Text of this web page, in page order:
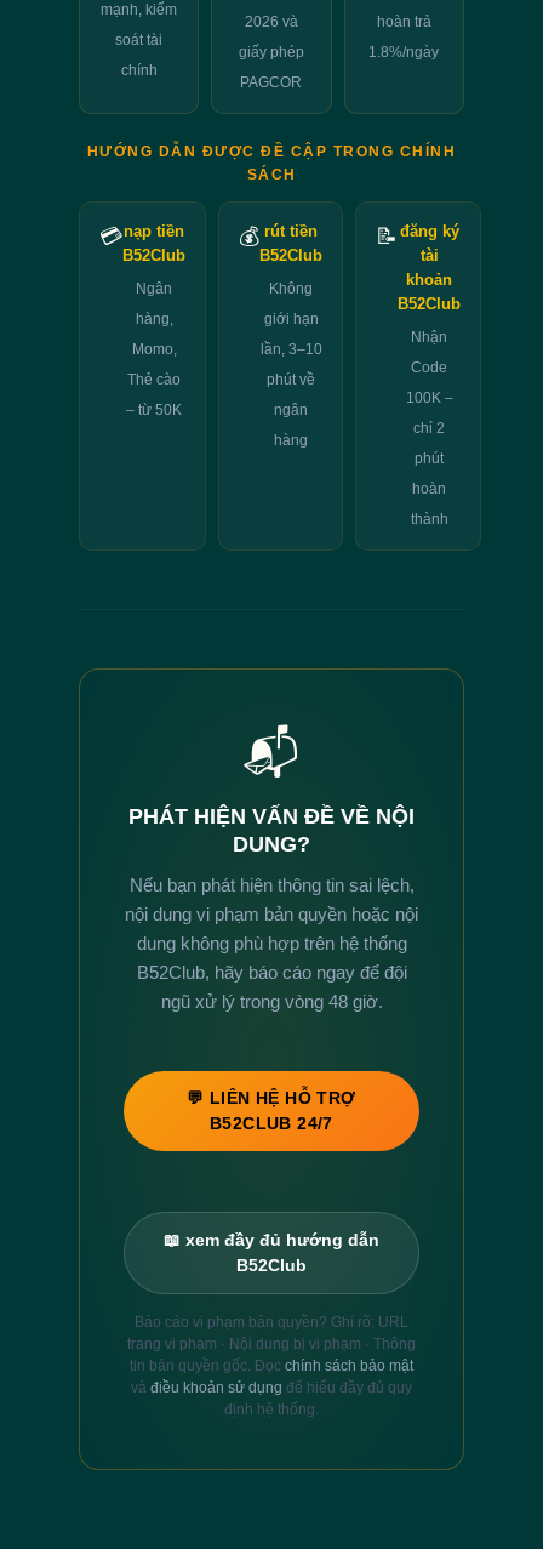
mạnh, kiểm
soát tài
chính
2026 và
giấy phép
PAGCOR
hoàn trả
1.8%/ngày
HƯỚNG DẪN ĐƯỢC ĐỀ CẬP TRONG CHÍNH
SÁCH
💳nạp tiền
B52Club
Ngân
hàng,
Momo,
Thẻ cào
– từ 50K
💰 rút tiền
B52Club
Không
giới hạn
lần, 3–10
phút về
ngân
hàng
📝 đăng ký
tài
khoản
B52Club
Nhận
Code
100K –
chỉ 2
phút
hoàn
thành
📬
PHÁT HIỆN VẤN ĐỀ VỀ NỘI
DUNG?
Nếu bạn phát hiện thông tin sai lệch,
nội dung vi phạm bản quyền hoặc nội
dung không phù hợp trên hệ thống
B52Club, hãy báo cáo ngay để đội
ngũ xử lý trong vòng 48 giờ.
💬 LIÊN HỆ HỖ TRỢ
B52CLUB 24/7
📖 xem đầy đủ hướng dẫn
B52Club
Báo cáo vi phạm bản quyền? Ghi rõ: URL
trang vi phạm · Nội dung bị vi phạm · Thông
tin bản quyền gốc. Đọc chính sách bảo mật
và điều khoản sử dụng để hiểu đầy đủ quy
định hệ thống.